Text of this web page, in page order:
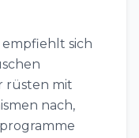
empfiehlt sich
rüsten mit
nach,